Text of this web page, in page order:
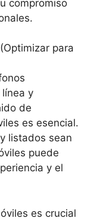
compromiso
para
y
de
es esencial.
listados sean
puede
y el
es crucial